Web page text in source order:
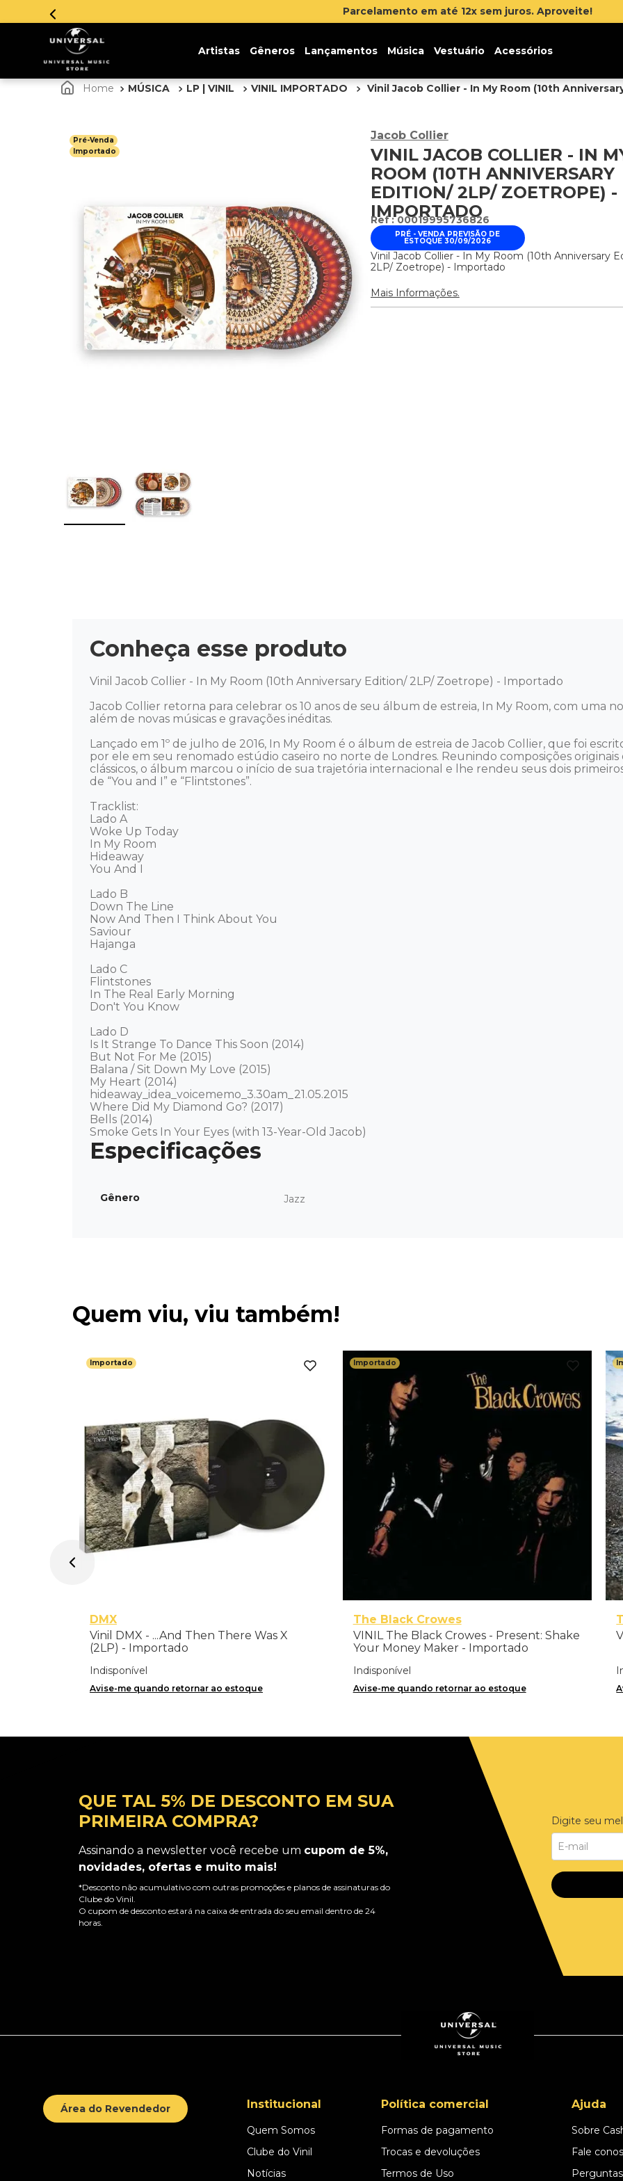
Parcelamento em até 12x sem juros. Aproveite!
Artistas Gêneros Lançamentos Música Vestuário Acessórios
MÚSICA LP | VINIL VINIL IMPORTADO Vinil Jacob Collier - In My Room (10th
Pré-Venda
Importado
Jacob Collier
VINIL JACOB COLLIER - IN
ROOM (10TH ANNIVERSARY
EDITION/ 2LP/ ZOETROPE) -
IMPORTADO
:00019995736826
PRÉ - VENDA PREVISÃO DE
ESTOQUE 30/09/2026
Vinil Jacob Collier - In My Room (10th Anniversary
2LP/ Zoetrope) - Importado
Mais Informações.
Conheça esse produto
Vinil Jacob Collier - In My Room (10th Anniversary Edition/ 2LP/ Zoetrope) - Importado
Jacob Collier retorna para celebrar os 10 anos de seu álbum de estreia, In My Room, com uma
além de novas músicas e gravações inéditas.
Lançado em 1º de julho de 2016, In My Room é o álbum de estreia de Jacob Collier, que foi
por ele em seu renomado estúdio caseiro no norte de Londres. Reunindo composições originais
clássicos, o álbum marcou o início de sua trajetória internacional e lhe rendeu seus dois
de “You and I” e “Flintstones”.
Tracklist:
Lado A
Woke Up Today
In My Room
Hideaway
You And I
Lado B
Down The Line
Now And Then I Think About You
Saviour
Hajanga
Lado C
Flintstones
In The Real Early Morning
Don't You Know
Lado D
Is It Strange To Dance This Soon (2014)
But Not For Me (2015)
Balana / Sit Down My Love (2015)
My Heart (2014)
hideaway_idea_voicememo_3.30am_21.05.2015
Where Did My Diamond Go? (2017)
Bells (2014)
Smoke Gets In Your Eyes (with 13-Year-Old Jacob)
Gênero Jazz
Quem viu, viu também!
Importado
DMX
Vinil DMX - ...And Then There Was X
(2LP) - Importado
Indisponível
Avise-me quando retornar ao estoque
Importado
The Black Crowes
VINIL The Black Crowes - Present: Shake
Your Money Maker - Importado
Indisponível
Avise-me quando retornar ao estoque
QUE TAL 5% DE DESCONTO EM SUA
PRIMEIRA COMPRA?
Assinando a newsletter você recebe um cupom de 5%,
novidades, ofertas e muito mais!
*Desconto não acumulativo com outras promoções e planos de assinaturas do
Clube do Vinil.
O cupom de desconto estará na caixa de entrada do seu email dentro de 24
horas.
Digite seu
Área do Revendedor Institucional
Quem Somos
Clube do Vinil
Notícias
Política comercial
Formas de pagamento
Trocas e devoluções
Termos de Uso
Ajuda
Sobre
Fale